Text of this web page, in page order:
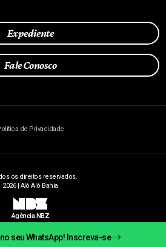
seu WhatsApp! Inscreva-se
Expediente
Fale Conosco
de Privacidade
os direitos reservados.
2026 | Alô Alô Bahia
NBZ
Agência NBZ